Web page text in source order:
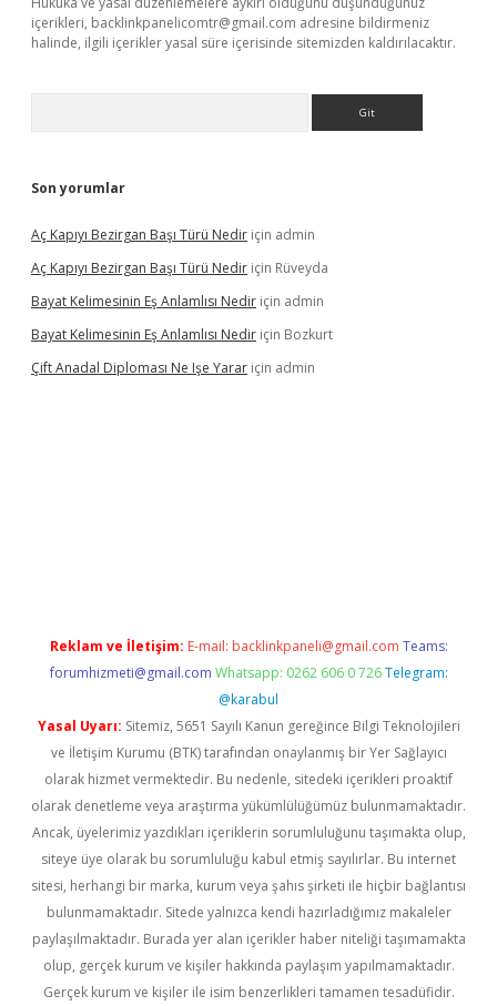
içerikleri, backlinkpanelicomtr@gmail.com adresine bildirmeniz
halinde, ilgili içerikler yasal süre içerisinde sitemizden kaldırılacaktır.
Son yorumlar
Aç Kapıyı Bezirgan Başı Türü Nedir için admin
Aç Kapıyı Bezirgan Başı Türü Nedir için Rüveyda
Bayat Kelimesinin Eş Anlamlısı Nedir için admin
Bayat Kelimesinin Eş Anlamlısı Nedir için Bozkurt
Çift Anadal Diploması Ne Işe Yarar için admin
Reklam ve İletişim: E-mail: backlinkpaneli@gmail.com Teams:
forumhizmeti@gmail.com Whatsapp: 0262 606 0 726 Telegram:
@karabul
Yasal Uyarı: Sitemiz, 5651 Sayılı Kanun gereğince Bilgi Teknolojileri
ve İletişim Kurumu (BTK) tarafından onaylanmış bir Yer Sağlayıcı
olarak hizmet vermektedir. Bu nedenle, sitedeki içerikleri proaktif
olarak denetleme veya araştırma yükümlülüğümüz bulunmamaktadır.
Ancak, üyelerimiz yazdıkları içeriklerin sorumluluğunu taşımakta olup,
siteye üye olarak bu sorumluluğu kabul etmiş sayılırlar. Bu internet
sitesi, herhangi bir marka, kurum veya şahıs şirketi ile hiçbir bağlantısı
bulunmamaktadır. Sitede yalnızca kendi hazırladığımız makaleler
paylaşılmaktadır. Burada yer alan içerikler haber niteliği taşımamakta
olup, gerçek kurum ve kişiler hakkında paylaşım yapılmamaktadır.
Gerçek kurum ve kişiler ile isim benzerlikleri tamamen tesadüfidir.